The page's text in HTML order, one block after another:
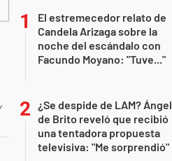
El estremecedor relato de
Candela Arizaga sobre la
noche del escándalo con
Facundo Moyano: "Tuve..."
¿Se despide de LAM? Ángel
de Brito reveló que recibió
una tentadora propuesta
televisiva: "Me sorprendió"